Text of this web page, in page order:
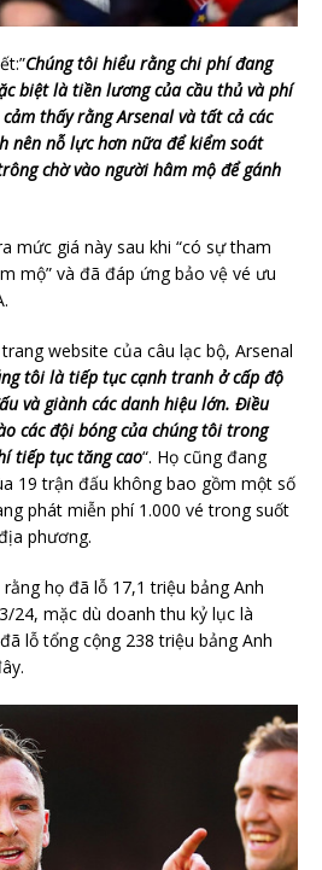
Chúng tôi hiểu rằng chi phí đang
biệt là tiền lương của cầu thủ và phí
thấy rằng Arsenal và tất cả các
nên nỗ lực hơn nữa để kiểm soát
chờ vào người hâm mộ để gánh
mức giá này sau khi “có sự tham
mộ” và đã đáp ứng bảo vệ vé ưu
website của câu lạc bộ, Arsenal
tôi là tiếp tục cạnh tranh ở cấp độ
và giành các danh hiệu lớn. Điều
các đội bóng của chúng tôi trong
tiếp tục tăng cao“. Họ cũng đang
19 trận đấu không bao gồm một số
phát miễn phí 1.000 vé trong suốt
phương.
họ đã lỗ 17,1 triệu bảng Anh
24, mặc dù doanh thu kỷ lục là
lỗ tổng cộng 238 triệu bảng Anh